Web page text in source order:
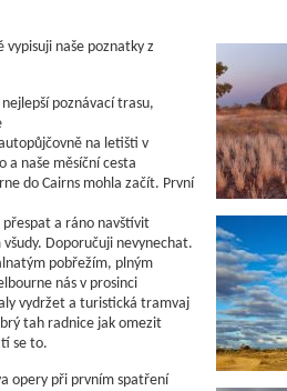
naše poznatky z
poznávací trasu,
na letišti v
a naše měsíční cesta
do Cairns mohla začít. První
a ráno navštívit
Doporučuji nevynechat.
pobřežím, plným
nás v prosinci
vydržet a turistická tramvaj
tah radnice jak omezit
se to.
opery při prvním spatření